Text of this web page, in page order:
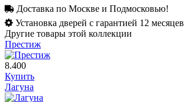
Доставка по Москве и Подмосковью!
Установка дверей с гарантией 12 месяцев
Другие товары этой коллекции
Престиж
8.400
Купить
Лагуна